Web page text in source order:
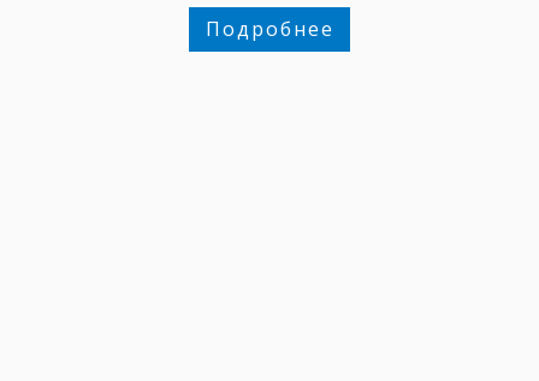
Подробнее